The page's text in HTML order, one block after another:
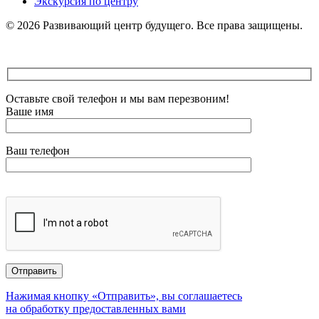
© 2026 Развивающий центр будущего. Все права защищены.
Оставьте свой телефон и мы вам перезвоним!
Ваше имя
Ваш телефон
Нажимая кнопку «Отправить», вы соглашаетесь
на обработку предоставленных вами